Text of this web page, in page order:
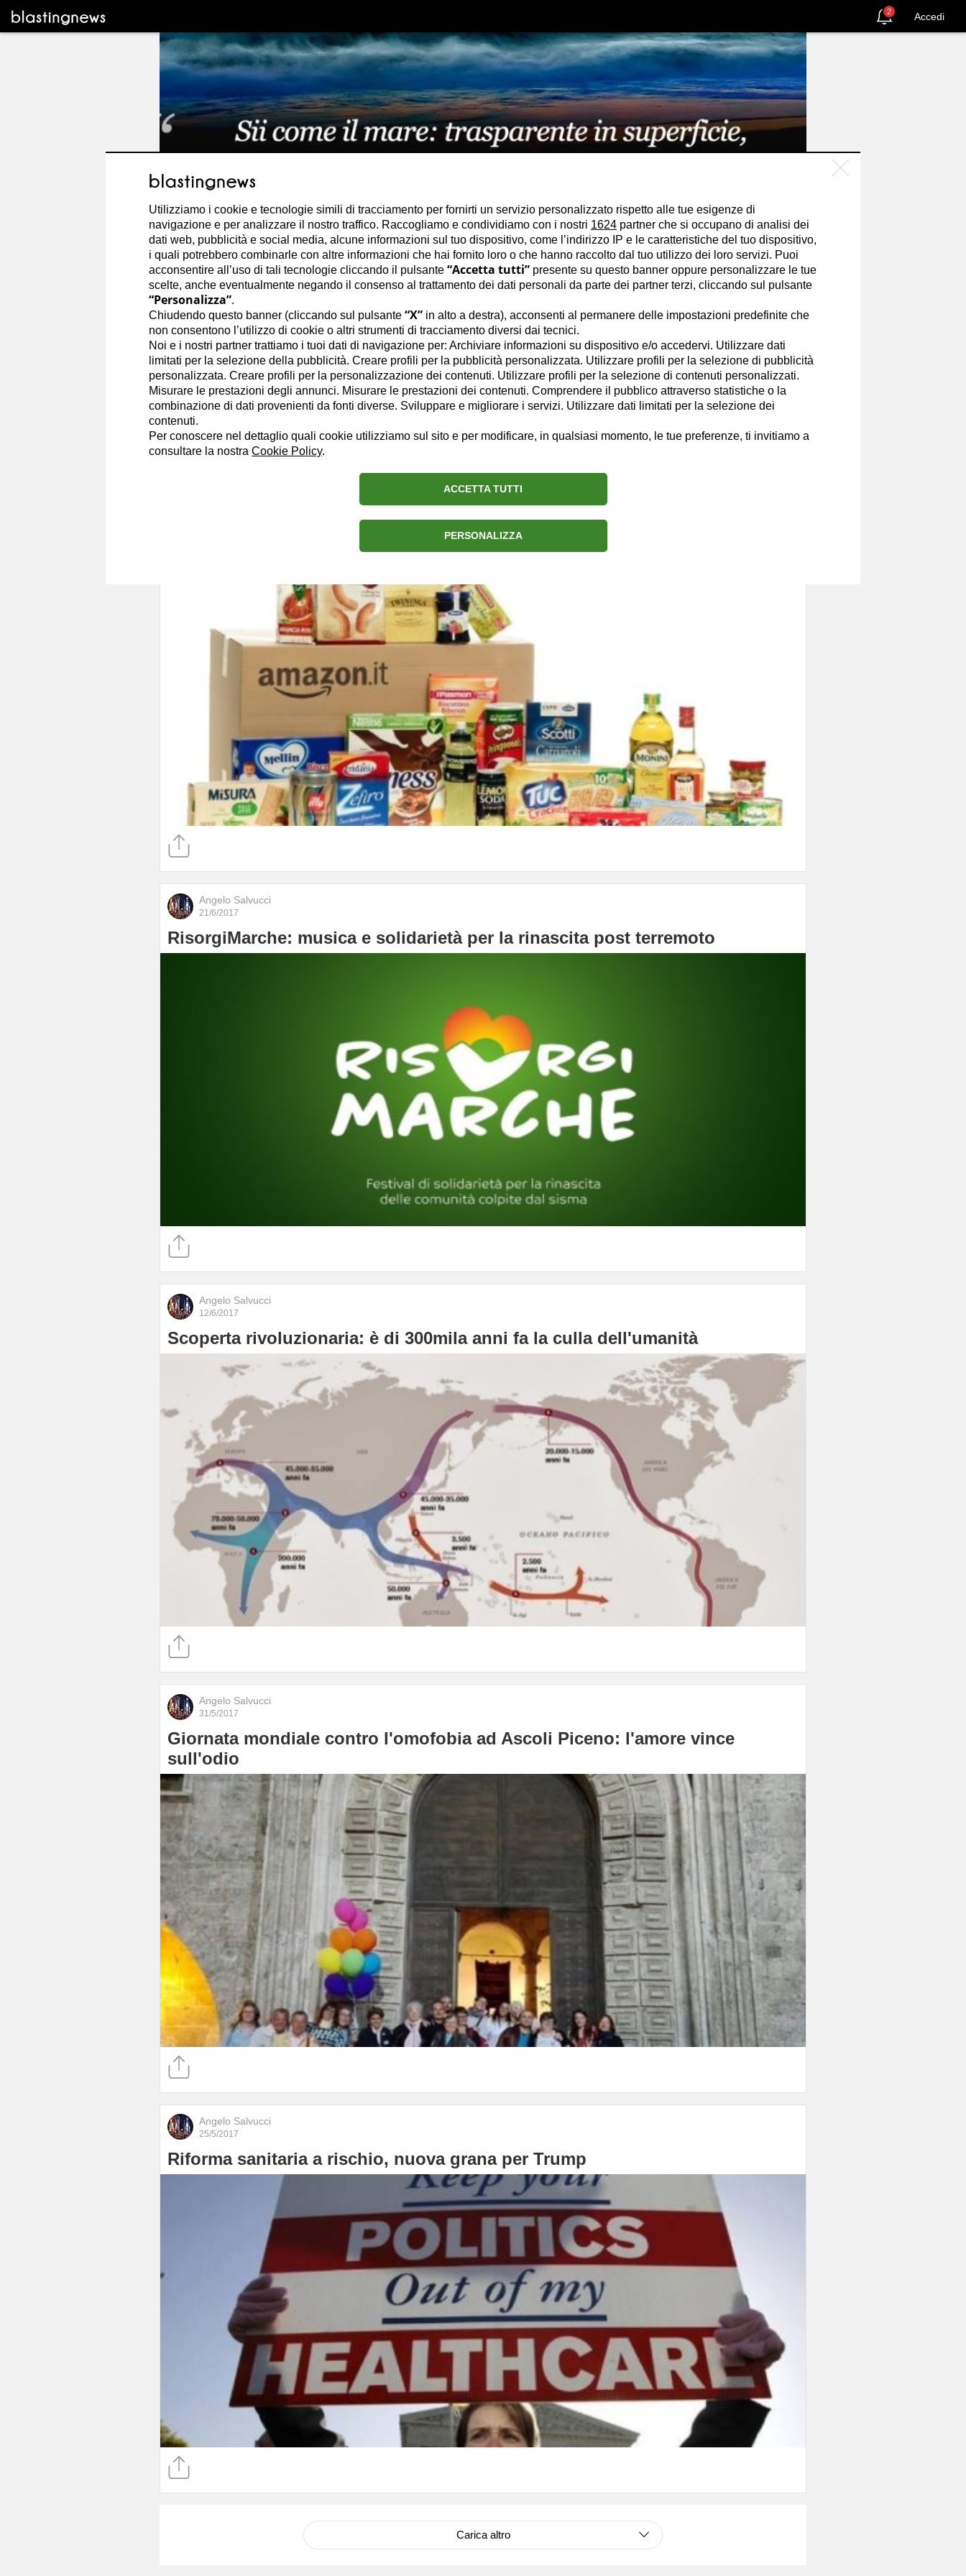
2 Accedi
SEGUI
Angelo Salvucci
Passione per interviste e reportage, racconti brevi e scrittura creativa. Realizzo inchieste e dossier su eventi di attualità, geopolitica
internazionale, economia, scienza, spiritualità, altruismo e impegno sociale, diritti umani e civili. Amo gli States, i viaggi intorno al mondo e la
ricchezza degli scambi culturali. Recensioni su turismo, avventura e natura, bellezza e cosmesi, salute e benessere, arte, musica, cinema,
moda e glamour, sessualità senza tabù (alla Carrie Bradshaw!)
Portfolio Chi sono Connessioni Canali
Colpo grosso di Amazon, diventa negozio alimentare
Angelo Salvucci
21/6/2017
RisorgiMarche: musica e solidarietà per la rinascita post terremoto
Angelo Salvucci
12/6/2017
Scoperta rivoluzionaria: è di 300mila anni fa la culla dell'umanità
Angelo Salvucci
31/5/2017
Giornata mondiale contro l'omofobia ad Ascoli Piceno: l'amore vince
sull'odio
Angelo Salvucci
25/5/2017
Riforma sanitaria a rischio, nuova grana per Trump
Carica altro
Utilizziamo i cookie e tecnologie simili di tracciamento per fornirti un servizio personalizzato rispetto alle tue esigenze di
navigazione e per analizzare il nostro traffico. Raccogliamo e condividiamo con i nostri 1624 partner che si occupano di analisi dei
dati web, pubblicità e social media, alcune informazioni sul tuo dispositivo, come l’indirizzo IP e le caratteristiche del tuo dispositivo,
i quali potrebbero combinarle con altre informazioni che hai fornito loro o che hanno raccolto dal tuo utilizzo dei loro servizi. Puoi
acconsentire all’uso di tali tecnologie cliccando il pulsante “Accetta tutti” presente su questo banner oppure personalizzare le tue
scelte, anche eventualmente negando il consenso al trattamento dei dati personali da parte dei partner terzi, cliccando sul pulsante
“Personalizza”.
Chiudendo questo banner (cliccando sul pulsante “X” in alto a destra), acconsenti al permanere delle impostazioni predefinite che
non consentono l’utilizzo di cookie o altri strumenti di tracciamento diversi dai tecnici.
Noi e i nostri partner trattiamo i tuoi dati di navigazione per: Archiviare informazioni su dispositivo e/o accedervi. Utilizzare dati
limitati per la selezione della pubblicità. Creare profili per la pubblicità personalizzata. Utilizzare profili per la selezione di pubblicità
personalizzata. Creare profili per la personalizzazione dei contenuti. Utilizzare profili per la selezione di contenuti personalizzati.
Misurare le prestazioni degli annunci. Misurare le prestazioni dei contenuti. Comprendere il pubblico attraverso statistiche o la
combinazione di dati provenienti da fonti diverse. Sviluppare e migliorare i servizi. Utilizzare dati limitati per la selezione dei
contenuti.
Per conoscere nel dettaglio quali cookie utilizziamo sul sito e per modificare, in qualsiasi momento, le tue preferenze, ti invitiamo a
consultare la nostra Cookie Policy.
ACCETTA TUTTI
PERSONALIZZA